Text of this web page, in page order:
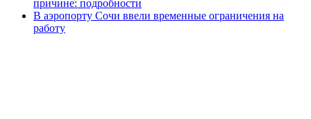
причине: подробности
В аэропорту Сочи ввели временные ограничения на
работу